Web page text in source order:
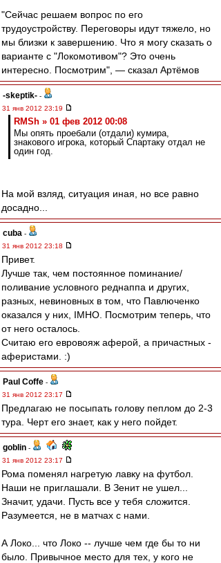
"Сейчас решаем вопрос по его
трудоустройству. Переговоры идут тяжело, но
мы близки к завершению. Что я могу сказать о
варианте с "Локомотивом"? Это очень
интересно. Посмотрим", — сказал Артёмов
-skeptik- -
31 янв 2012 23:19
RMSh » 01 фев 2012 00:08
Мы опять проебали (отдали) кумира,
знакового игрока, который Спартаку отдал не
один год.
На мой взляд, ситуация иная, но все равно
досадно...
cuba -
31 янв 2012 23:18
Привет.
Лучше так, чем постоянное поминание/
поливание условного реднаппа и других,
разных, невиновных в том, что Павлюченко
оказался у них, IMHO. Посмотрим теперь, что
от него осталось.
Считаю его евровояж аферой, а причастных -
аферистами. :)
Paul Coffe -
31 янв 2012 23:17
Предлагаю не посыпать голову пеплом до 2-3
тура. Черт его знает, как у него пойдет.
goblin -
31 янв 2012 23:17
Рома поменял нагретую лавку на футбол.
Наши не приглашали. В Зенит не ушел...
Значит, удачи. Пусть все у тебя сложится.
Разумеется, не в матчах с нами.
А Локо... что Локо -- лучше чем где бы то ни
было. Привычное место для тех, у кого не